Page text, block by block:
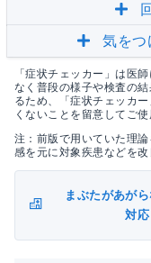
気をつ
「症状チェッカー」は医
なく普段の様子や検査の
るため、「症状チェッカ
くないことを留意してご使
注：前版で用いていた理
感を元に対象疾患などを改
まぶたがあが
対